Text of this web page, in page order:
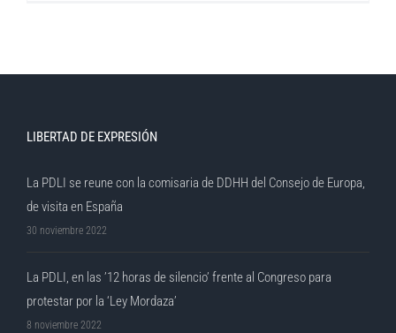
LIBERTAD DE EXPRESIÓN
La PDLI se reune con la comisaria de DDHH del Consejo de Europa,
de visita en España
30 noviembre 2022
La PDLI, en las ’12 horas de silencio’ frente al Congreso para
protestar por la ‘Ley Mordaza’
8 noviembre 2022